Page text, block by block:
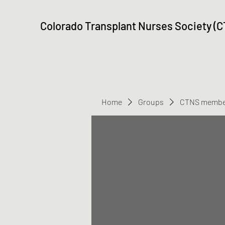
Colorado Transplant Nurses Society
Home Groups CTNS